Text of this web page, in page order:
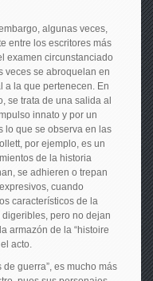
algunas veces,
entre los escritores más
examen circunstanciado
veces se abroquelan en
a la que pertenecen. En
se trata de una salida al
innato y por un
lo que se observa en las
por ejemplo, es un
de la historia
se adhieren o trepan
cuando
característicos de la
pero no dejan
armazón de la “histoire
acto.
de guerra”, es mucho más